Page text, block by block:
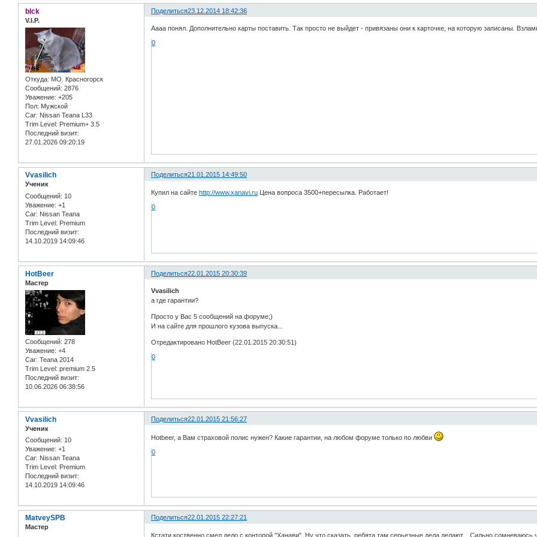
Поделиться23.12.2014 18:42:36
blck
V.I.P.
Откуда: МО. Красногорск
Сообщений: 2876
Уважение: +205
Пол: Мужской
Car: Nissan Teana L33
Trim Level: Premium+ 3.5
Последний визит:
27.01.2026 09:20:19
Аааа понял. Дополнительно карты поставить. Так просто не выйдет - привязаны они к карточке, на которую записаны.
0
Поделиться21.01.2015 14:49:50
Vvasilich
Ученик
Сообщений: 10
Уважение: +1
Car: Nissan Teana
Trim Level: Premium
Последний визит:
14.10.2019 14:09:46
Купил на сайтеhttp://www.xanavi.ru Цена вопроса 3500+пересылка. Работает!
0
Поделиться22.01.2015 20:30:39
HotBeer
Мастер
Сообщений: 278
Уважение: +4
Car: Teana 2014
Trim Level: premium 2.5
Последний визит:
10.06.2026 06:38:56
Vvasilich
а где гарантии?
Просто у Вас 5 сообщений на форуме;)
И на сайте для прошлого кузова выпуска...
Отредактировано HotBeer (22.01.2015 20:30:51)
0
Поделиться22.01.2015 21:56:27
Vvasilich
Ученик
Сообщений: 10
Уважение: +1
Car: Nissan Teana
Trim Level: Premium
Последний визит:
14.10.2019 14:09:46
Hotbeer, а Вам страховой полис нужен? Какие гарантии, на любом форуме только по любви
0
Поделиться22.01.2015 22:27:21
MatveySPB
Мастер
Кстати коственно смел дело с конторой "Ханави". Ну что сказать, ребята там серьезные дела делают... Сильно сомневаюсь